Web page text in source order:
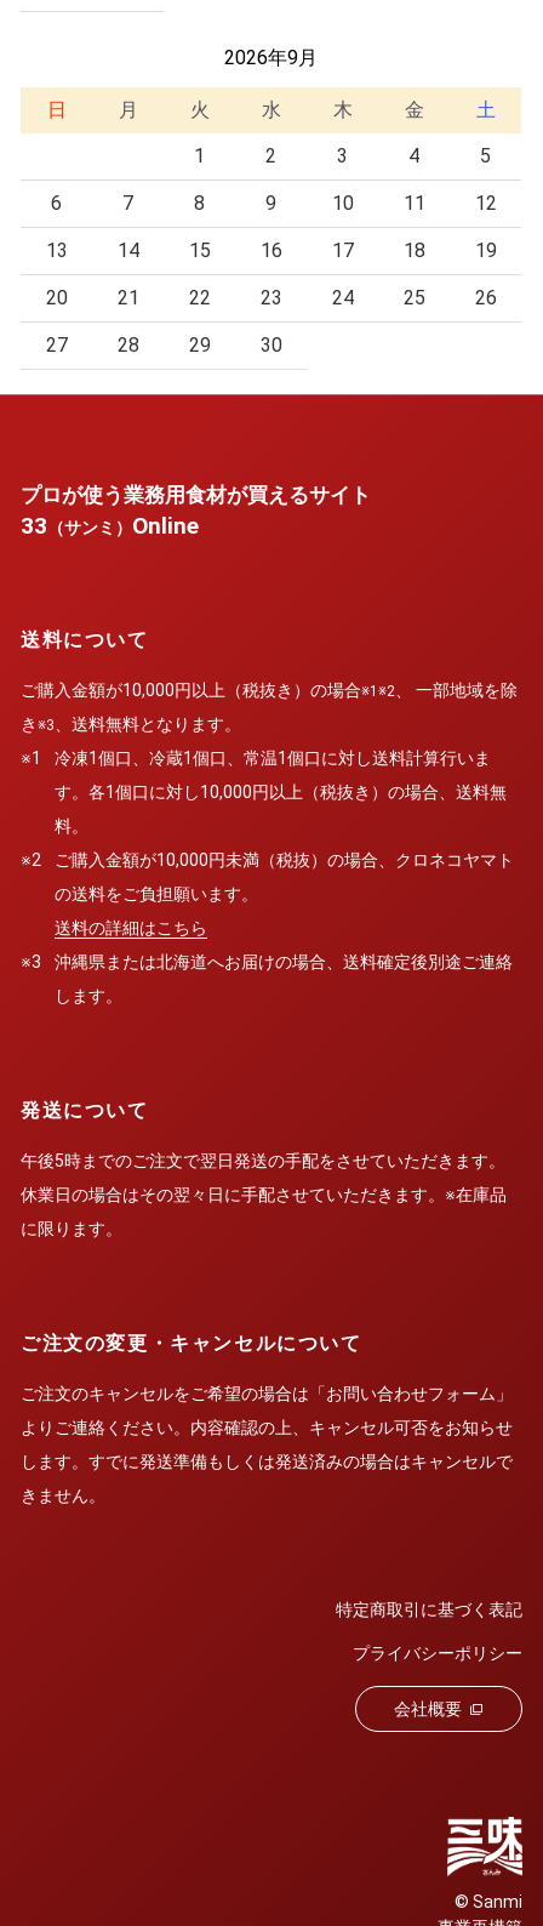
2026年9月
日 月 火 水 木 金
土
1
2 3 4 5
6 7 8 9 10 11 12
13 14 15 16 17 18 19
20 21 22 23 24 25 26
27 28 29 30
プロが使う業務用食材が買えるサイト
33 （サンミ） Online
送料について
ご購入金額が10,000円以上（税抜き）の場合※1※2
、 一部地域を除
き※3
、送料無料となります。
※1
冷凍1個口、冷蔵1個口、常温1個口に対し送料計算行いま
す。各1個口に対し10,000円以上（税抜き）の場合、送料無
料。
※2
ご購入金額が10,000円未満（税抜）の場合、クロネコヤマト
の送料をご負担願います。
送料の詳細はこちら
※3
沖縄県または北海道へお届けの場合、送料確定後別途ご連絡
します。
発送について
午後5時までのご注文で翌日発送の手配をさせていただきます。
休業日の場合はその翌々日に手配させていただきます。※在庫品
に限ります。
ご注文の変更・キャンセルについて
ご注文のキャンセルをご希望の場合は「お問い合わせフォーム」
よりご連絡ください。内容確認の上、キャンセル可否をお知らせ
します。すでに発送準備もしくは発送済みの場合はキャンセルで
きません。
特定商取引に基づく表記
プライバシーポリシー
会社概要
© Sanmi